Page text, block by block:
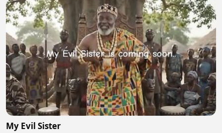
My Evil Sister